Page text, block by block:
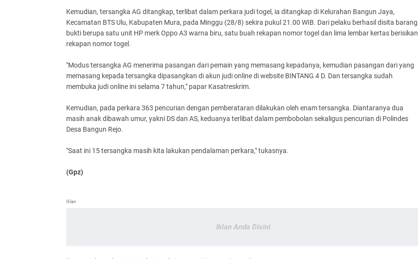
Kemudian, tersangka AG ditangkap, terlibat dalam perkara judi togel, ia ditangkap di Kelurahan Bangun Jaya,
Kecamatan BTS Ulu, Kabupaten Mura, pada Minggu (28/8) sekira pukul 21.00 WIB. Dari pelaku berhasil disita barang
bukti berupa satu unit HP merk Oppo A3 warna biru, satu buah rekapan nomor togel dan lima lembar kertas berisikan
rekapan nomor togel.
"Modus tersangka AG menerima pasangan dari pemain yang memasang kepadanya, kemudian pasangan dari yang
memasang kepada tersangka dipasangkan di akun judi online di website BINTANG 4 D. Dan tersangka sudah
membuka judi online ini selama 7 tahun," papar Kasatreskrim.
Kemudian, pada perkara 363 pencurian dengan pemberataran dilakukan oleh enam tersangka. Diantaranya dua
masih anak dibawah umur, yakni DS dan AS, keduanya terlibat dalam pembobolan sekaligus pencurian di Polindes
Desa Bangun Rejo.
"Saat ini 15 tersangka masih kita lakukan pendalaman perkara," tukasnya.
(Gpz)
Iklan
Iklan Anda Disini